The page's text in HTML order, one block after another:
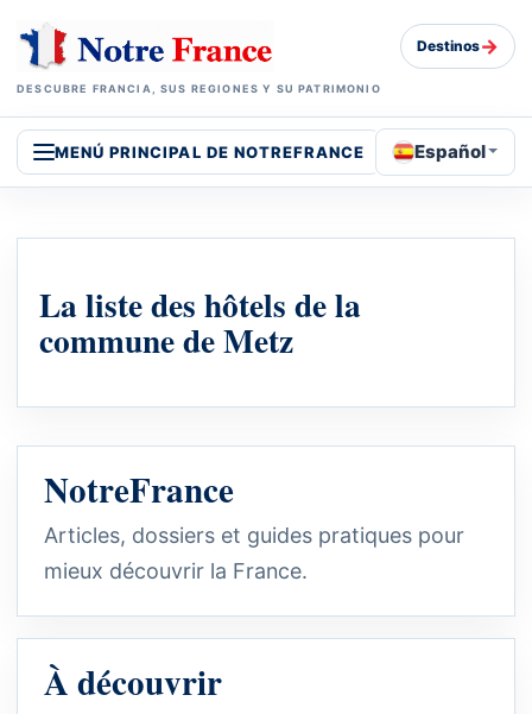
DESCUBRE FRANCIA, SUS REGIONES Y SU PATRIMONIO
Destinos→
MENÚ PRINCIPAL DE NOTREFRANCE Español
La liste des hôtels de la
commune de Metz
NotreFrance
Articles, dossiers et guides pratiques pour
mieux découvrir la France.
À découvrir